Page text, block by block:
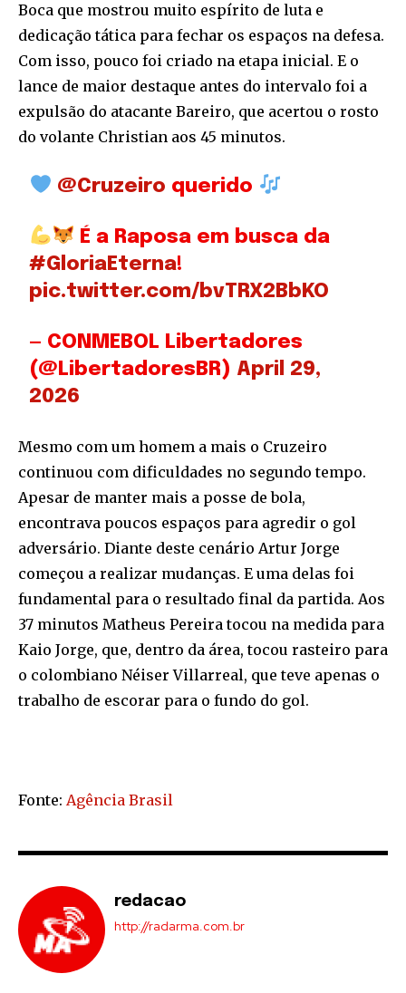
Boca que mostrou muito espírito de luta e
dedicação tática para fechar os espaços na defesa.
Com isso, pouco foi criado na etapa inicial. E o
lance de maior destaque antes do intervalo foi a
expulsão do atacante Bareiro, que acertou o rosto
do volante Christian aos 45 minutos.
@Cruzeiro querido
É a Raposa em busca da
#GloriaEterna!
pic.twitter.com/bvTRX2BbKO
— CONMEBOL Libertadores
(@LibertadoresBR) April 29,
2026
Mesmo com um homem a mais o Cruzeiro
continuou com dificuldades no segundo tempo.
Apesar de manter mais a posse de bola,
encontrava poucos espaços para agredir o gol
adversário. Diante deste cenário Artur Jorge
começou a realizar mudanças. E uma delas foi
fundamental para o resultado final da partida. Aos
37 minutos Matheus Pereira tocou na medida para
Kaio Jorge, que, dentro da área, tocou rasteiro para
o colombiano Néiser Villarreal, que teve apenas o
trabalho de escorar para o fundo do gol.
Fonte: Agência Brasil
redacao
http://radarma.com.br